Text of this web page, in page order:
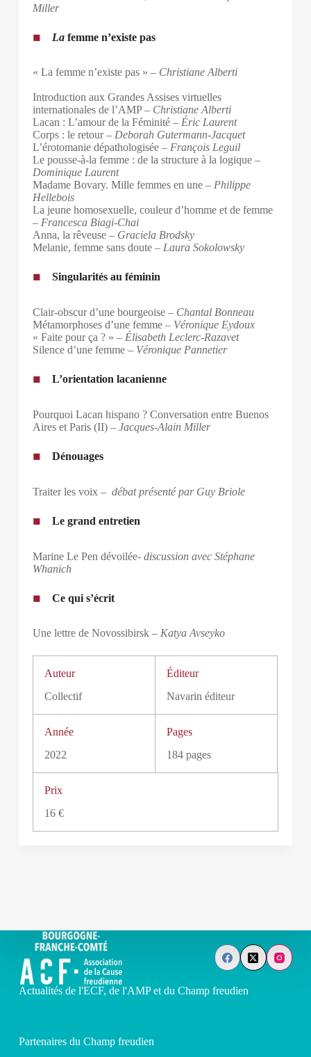
Miller
Lafemme n’existe pas
« La femme n’existe pas » – Christiane Alberti
Introduction aux Grandes Assises virtuelles
internationales de l’AMP – Christiane Alberti
Lacan : L’amour de la Féminité – Éric Laurent
Corps : le retour – Deborah Gutermann-Jacquet
L’érotomanie dépathologisée – François Leguil
Le pousse-à-la femme : de la structure à la logique –
Dominique Laurent
Madame Bovary. Mille femmes en une – Philippe
Hellebois
La jeune homosexuelle, couleur d’homme et de femme
– Francesca Biagi-Chai
Anna, la rêveuse – Graciela Brodsky
Melanie, femme sans doute – Laura Sokolowsky
Singularités au féminin
Clair-obscur d’une bourgeoise – Chantal Bonneau
Métamorphoses d’une femme – Véronique Eydoux
« Faite pour ça ? » – Élisabeth Leclerc-Razavet
Silence d’une femme – Véronique Pannetier
L’orientation lacanienne
Pourquoi Lacan hispano ? Conversation entre Buenos
Aires et Paris (II) – Jacques-Alain Miller
Dénouages
Traiter les voix – débat présenté par Guy Briole
Le grand entretien
Marine Le Pen dévoilée- discussion avec Stéphane
Whanich
Ce qui s’écrit
Une lettre de Novossibirsk – Katya Avseyko
Auteur
Collectif
Éditeur
Navarin éditeur
Année
2022
Pages
184 pages
Prix
16 €
Actualités de l'ECF, de l'AMP et du Champ freudien
Partenaires du Champ freudien